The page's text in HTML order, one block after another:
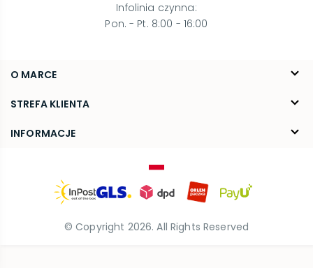
O MARCE
O nas
Blog
STREFA KLIENTA
FAQ
Reklamacje i zwroty
INFORMACJE
Polityka prywatności
Infolinia czynna:
Pon. - Pt. 8:00 - 16:00
© Copyright 2026. All Rights Reserved